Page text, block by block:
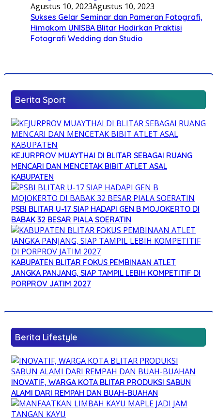
Agustus 10, 2023Agustus 10, 2023
Sukses Gelar Seminar dan Pameran Fotografi,
Himakom UNISBA Blitar Hadirkan Praktisi
Fotografi Wedding dan Studio
Berita Sport
KEJURPROV MUAYTHAI DI BLITAR SEBAGAI RUANG
MENCARI DAN MENCETAK BIBIT ATLET ASAL
KABUPATEN
PSBI BLITAR U-17 SIAP HADAPI GEN B MOJOKERTO DI
BABAK 32 BESAR PIALA SOERATIN
KABUPATEN BLITAR FOKUS PEMBINAAN ATLET
JANGKA PANJANG, SIAP TAMPIL LEBIH KOMPETITIF DI
PORPROV JATIM 2027
Berita Lifestyle
INOVATIF, WARGA KOTA BLITAR PRODUKSI SABUN
ALAMI DARI REMPAH DAN BUAH-BUAHAN